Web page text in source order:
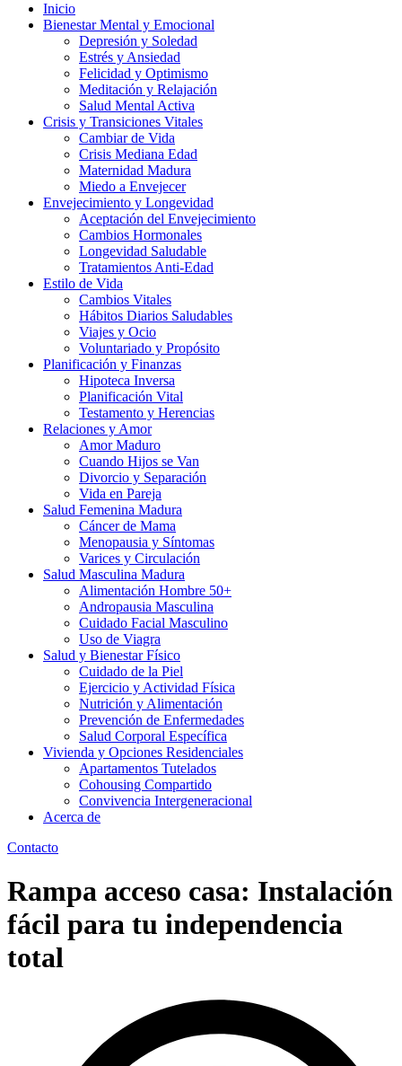
Inicio
Bienestar Mental y Emocional
Depresión y Soledad
Estrés y Ansiedad
Felicidad y Optimismo
Meditación y Relajación
Salud Mental Activa
Crisis y Transiciones Vitales
Cambiar de Vida
Crisis Mediana Edad
Maternidad Madura
Miedo a Envejecer
Envejecimiento y Longevidad
Aceptación del Envejecimiento
Cambios Hormonales
Longevidad Saludable
Tratamientos Anti-Edad
Estilo de Vida
Cambios Vitales
Hábitos Diarios Saludables
Viajes y Ocio
Voluntariado y Propósito
Planificación y Finanzas
Hipoteca Inversa
Planificación Vital
Testamento y Herencias
Relaciones y Amor
Amor Maduro
Cuando Hijos se Van
Divorcio y Separación
Vida en Pareja
Salud Femenina Madura
Cáncer de Mama
Menopausia y Síntomas
Varices y Circulación
Salud Masculina Madura
Alimentación Hombre 50+
Andropausia Masculina
Cuidado Facial Masculino
Uso de Viagra
Salud y Bienestar Físico
Cuidado de la Piel
Ejercicio y Actividad Física
Nutrición y Alimentación
Prevención de Enfermedades
Salud Corporal Específica
Vivienda y Opciones Residenciales
Apartamentos Tutelados
Cohousing Compartido
Convivencia Intergeneracional
Acerca de
Contacto
Rampa acceso casa: Instalación
fácil para tu independencia
total